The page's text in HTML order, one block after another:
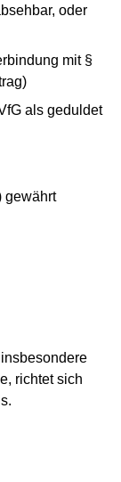
oder
mit §
als geduldet
gewährt
richtet sich